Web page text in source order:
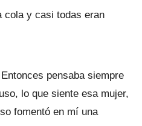
cola y casi todas eran
pensaba siempre
lo que siente esa mujer,
fomentó en mí una